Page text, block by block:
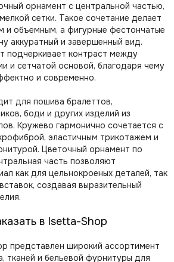
орнамент с центральной частью,
сетки. Такое сочетание делает
и объемным, а фигурные фестончатые
аккуратный и завершенный вид.
подчеркивает контраст между
и сетчатой основой, благодаря чему
и современно.
для пошива бралеттов,
боди и других изделий из
Кружево гармонично сочетается с
эластичным трикотажем и
Цветочный орнамент по
часть позволяют
как для цельнокроеных деталей, так
создавая выразительный
в Isetta-Shop
представлен широкий ассортимент
тканей и бельевой фурнитуры для